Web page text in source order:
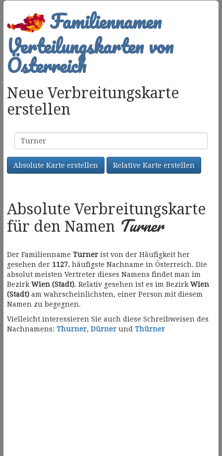
Familiennamen
Verteilungskarten von
Österreich
Neue Verbreitungskarte
erstellen
Familienname
Absolute Karte erstellen Relative Karte erstellen
Absolute Verbreitungskarte
für den Namen Turner
Der Familienname Turner ist von der Häufigkeit her
gesehen der 1127. häufigste Nachname in Österreich. Die
absolut meisten Vertreter dieses Namens findet man im
Bezirk Wien (Stadt). Relativ gesehen ist es im Bezirk Wien
(Stadt) am wahrscheinlichsten, einer Person mit diesem
Namen zu begegnen.
Vielleicht interessieren Sie auch diese Schreibweisen des
Nachnamens: Thurner, Dürner und Thürner